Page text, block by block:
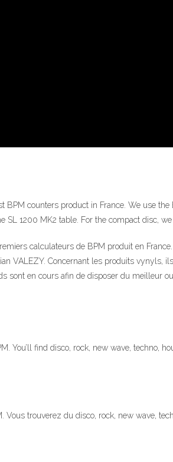
counters product in France. We use the
1200 MK2 table. For the compact disc,
calculateurs de BPM produit en
VALEZY. Concernant les produits
sont en cours afin de disposer du meilleur
You’ll find disco, rock, new wave, techno,
trouverez du disco, rock, new wave,